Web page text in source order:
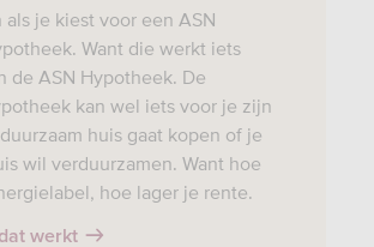
als je kiest voor een ASN
Want die werkt iets
de ASN Hypotheek. De
kan wel iets voor je zijn
huis gaat kopen of je
wil verduurzamen. Want hoe
hoe lager je rente.
werkt